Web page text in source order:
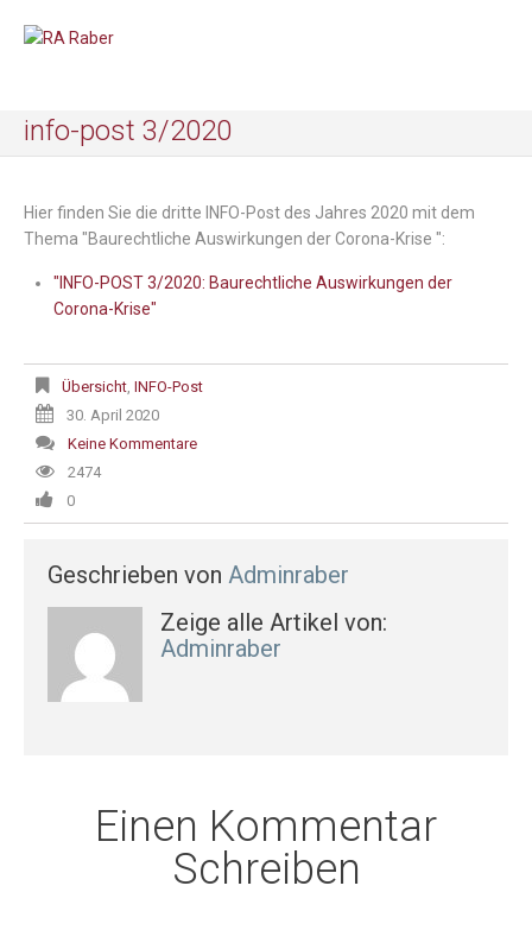
info-post 3/2020
Hier finden Sie die dritte INFO-Post des Jahres 2020 mit dem
Thema "Baurechtliche Auswirkungen der Corona-Krise ":
"INFO-POST 3/2020: Baurechtliche Auswirkungen der
Corona-Krise"
Übersicht, INFO-Post
30. April 2020
Keine Kommentare
2474
0
Geschrieben von Adminraber
Zeige alle Artikel von:
Adminraber
Einen Kommentar
Schreiben